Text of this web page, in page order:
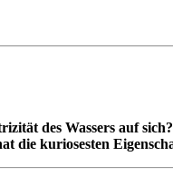
des Wassers auf
die kuriosesten